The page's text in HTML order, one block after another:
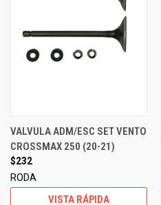
VALVULA ADM/ESC SET VENTO
CROSSMAX 250 (20-21)
$232
RODA
VISTA RÁPIDA